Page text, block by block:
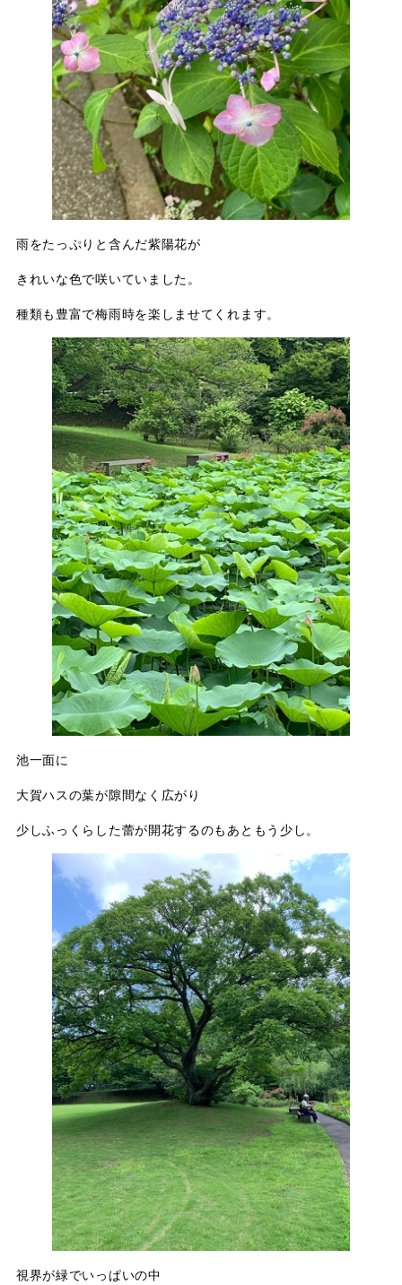
雨をたっぷりと含んだ紫陽花が
きれいな色で咲いていました。
種類も豊富で梅雨時を楽しませてくれます。
池一面に
大賀ハスの葉が隙間なく広がり
少しふっくらした蕾が開花するのもあともう少し。
視界が緑でいっぱいの中